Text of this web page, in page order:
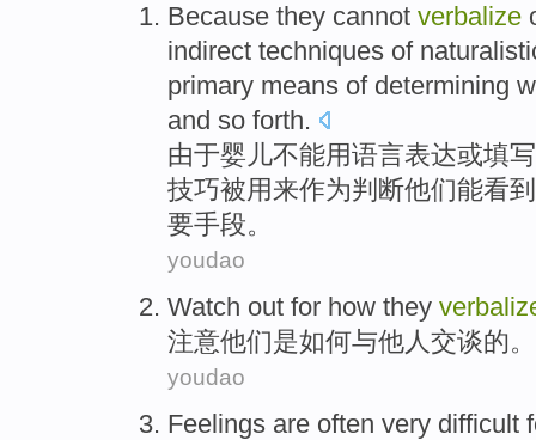
Because they cannot verbalize
indirect techniques of
primary means of determining
and so forth.
由于婴儿不能用语言表达或填写
技巧被用来作为判断他们能看到
要手段。
youdao
Watch out for how they
注意他们是如何与他人交谈的。
youdao
Feelings are often very difficult